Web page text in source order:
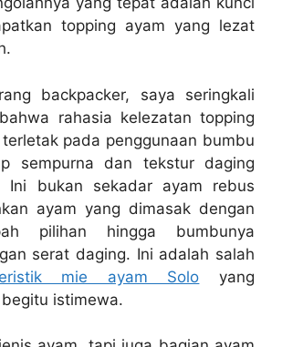
topping ayam yang lezat
backpacker, saya seringkali
rahasia kelezatan topping
pada penggunaan bumbu
sempurna dan tekstur daging
Ini bukan sekadar ayam rebus
ayam yang dimasak dengan
pilihan hingga bumbunya
serat daging. Ini adalah salah
mie ayam Solo yang
istimewa.